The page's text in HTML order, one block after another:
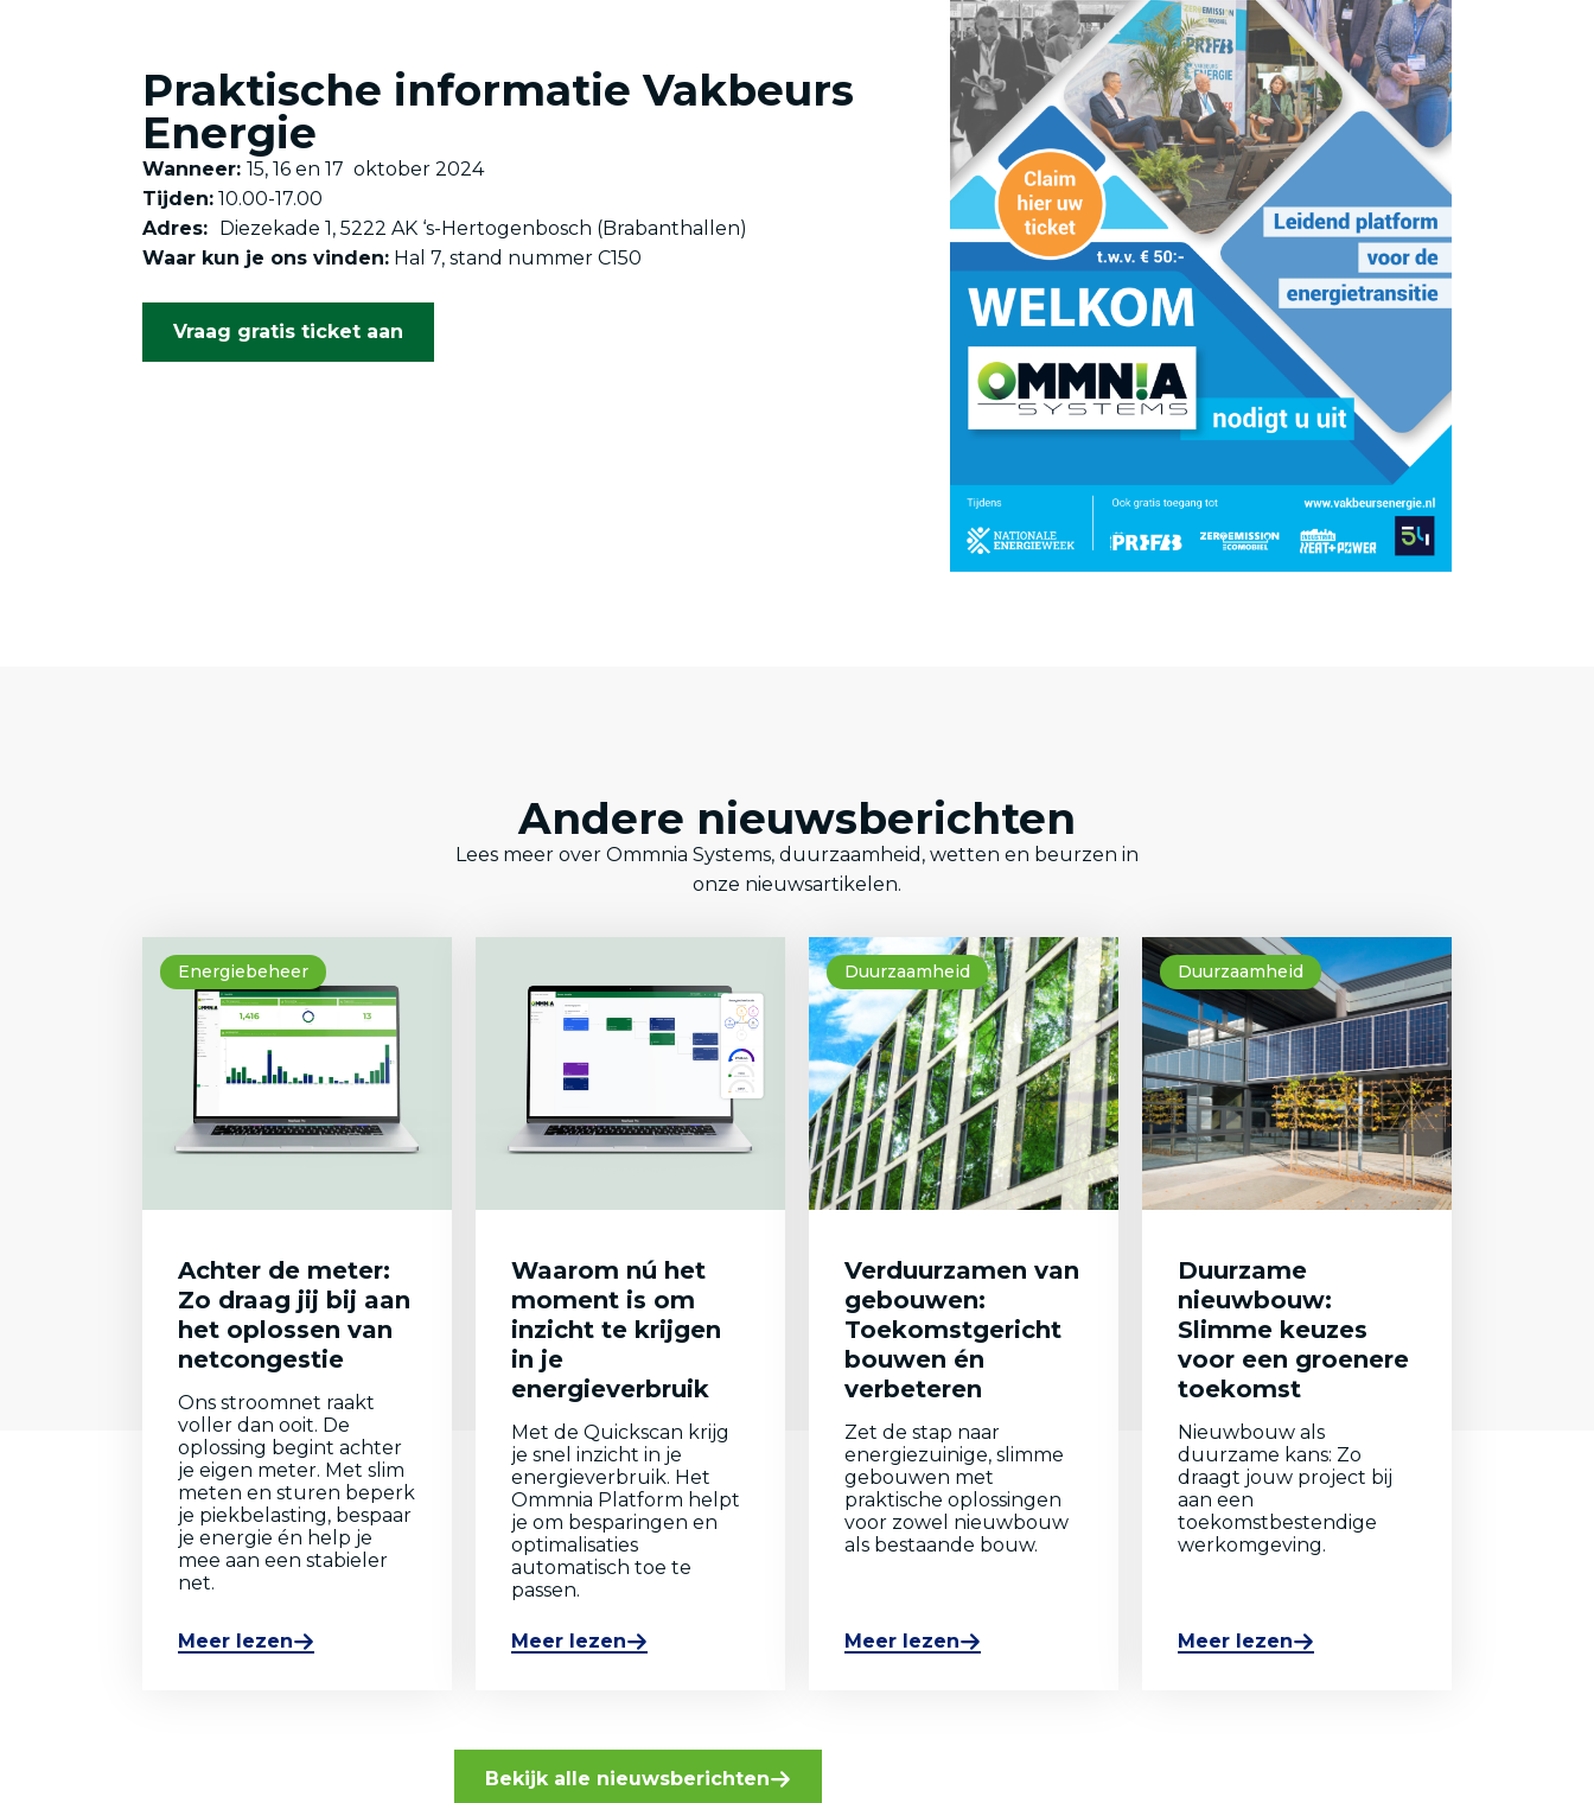
Praktische informatie Vakbeurs
Energie
Wanneer: 15, 16 en 17 oktober 2024
Tijden: 10.00-17.00
Adres:
Diezekade 1, 5222 AK ‘s-Hertogenbosch (Brabanthallen)
Waar kun je ons vinden: Hal 7, stand nummer C150
Vraag gratis ticket aan
Andere nieuwsberichten
Lees meer over Ommnia Systems, duurzaamheid, wetten en beurzen in
onze nieuwsartikelen.
Energiebeheer
Achter de meter:
Zo draag jij bij aan
het oplossen van
netcongestie
Ons stroomnet raakt
voller dan ooit. De
oplossing begint achter
je eigen meter. Met slim
meten en sturen beperk
je piekbelasting, bespaar
je energie én help je
mee aan een stabieler
net.
Meer lezen
Waarom nú het
moment is om
inzicht te krijgen
in je
energieverbruik
Met de Quickscan krijg
je snel inzicht in je
energieverbruik. Het
Ommnia Platform helpt
je om besparingen en
optimalisaties
automatisch toe te
passen.
Meer lezen
Duurzaamheid
Verduurzamen van
gebouwen:
Toekomstgericht
bouwen én
verbeteren
Zet de stap naar
energiezuinige, slimme
gebouwen met
praktische oplossingen
voor zowel nieuwbouw
als bestaande bouw.
Meer lezen
Duurzaamheid
Duurzame
nieuwbouw:
Slimme keuzes
voor een groenere
toekomst
Nieuwbouw als
duurzame kans: Zo
draagt jouw project bij
aan een
toekomstbestendige
werkomgeving.
Meer lezen
Bekijk alle nieuwsberichten